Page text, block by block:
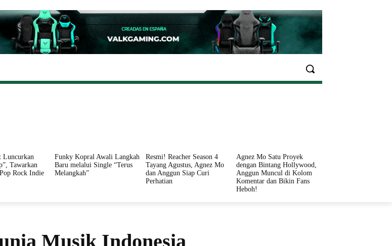
INFO SEHAT
Luncurkan
Tawarkan
Rock Indie
Funky Kopral Awali Langkah
Baru melalui Single “Terus
Melangkah”
Resmi! Reacher Season 4
Tayang Agustus, Agnez Mo
dan Anggun Siap Curi
Perhatian
Agnez Mo Satu Proyek
dengan Bintang Hollywood,
Anggun Muncul di Kolom
Komentar dan Bikin Fans
Heboh!
Musik Indonesia